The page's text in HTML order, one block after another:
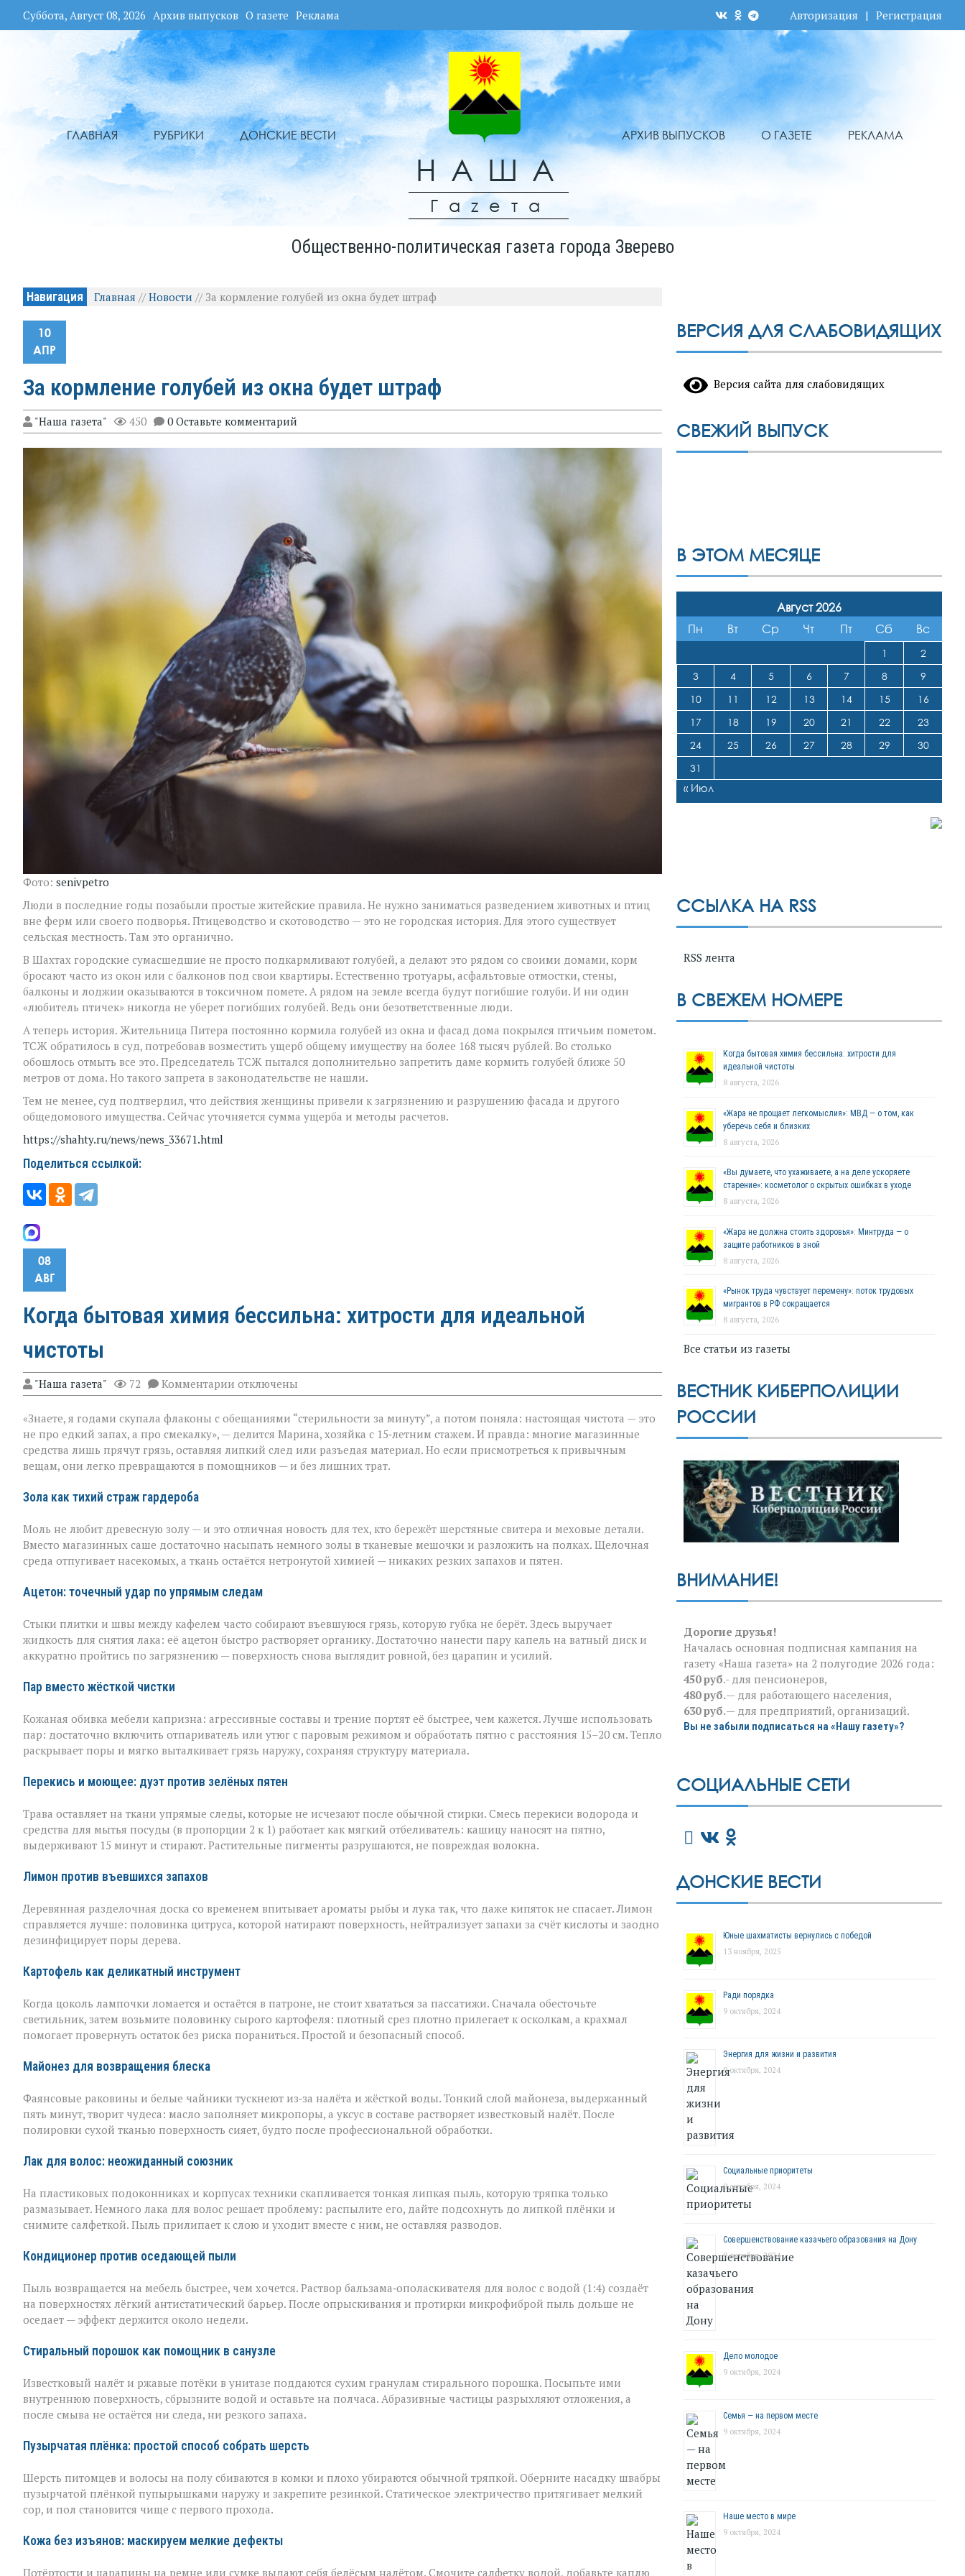
Суббота, Август 08, 2026 Архив выпусков О газете Реклама Авторизация | Регистрация
ГЛАВНАЯ РУБРИКИ ДОНСКИЕ ВЕСТИ
НАША
Гаzета
АРХИВ ВЫПУСКОВ О ГАЗЕТЕ РЕКЛАМА
Общественно-политическая газета города Зверево
Навигация Главная //Новости // За кормление голубей из окна будет штраф
10
АПР
За кормление голубей из окна будет штраф
"Наша газета" 450 0 Оставьте комментарий
Фото: senivpetro
Люди в последние годы позабыли простые житейские правила. Не нужно заниматься разведением животных и птиц
вне ферм или своего подворья. Птицеводство и скотоводство — это не городская история. Для этого существует
сельская местность. Там это органично.
В Шахтах городские сумасшедшие не просто подкармливают голубей, а делают это рядом со своими домами, корм
бросают часто из окон или с балконов под свои квартиры. Естественно тротуары, асфальтовые отмостки, стены,
балконы и лоджии оказываются в токсичном помете. А рядом на земле всегда будут погибшие голуби. И ни один
«любитель птичек» никогда не уберет погибших голубей. Ведь они безответственные люди.
А теперь история. Жительница Питера постоянно кормила голубей из окна и фасад дома покрылся птичьим пометом.
ТСЖ обратилось в суд, потребовав возместить ущерб общему имуществу на более 168 тысяч рублей. Во столько
обошлось отмыть все это. Председатель ТСЖ пытался дополнительно запретить даме кормить голубей ближе 50
метров от дома. Но такого запрета в законодательстве не нашли.
Тем не менее, суд подтвердил, что действия женщины привели к загрязнению и разрушению фасада и другого
общедомового имущества. Сейчас уточняется сумма ущерба и методы расчетов.
https://shahty.ru/news/news_33671.html
Поделиться ссылкой:
08
АВГ
Когда бытовая химия бессильна: хитрости для идеальной
чистоты
"Наша газета" 72 Комментарии к
записи
бытовая
химия
бессильна:
хитрости
для
отключены
«Знаете, я годами скупала флаконы с обещаниями “стерильности за минуту”, а потом поняла: настоящая чистота — это
не про едкий запах, а про смекалку», — делится Марина, хозяйка с 15‑летним стажем. И правда: многие магазинные
средства лишь прячут грязь, оставляя липкий след или разъедая материал. Но если присмотреться к привычным
вещам, они легко превращаются в помощников — и без лишних трат.
Зола как тихий страж гардероба
Моль не любит древесную золу — и это отличная новость для тех, кто бережёт шерстяные свитера и меховые детали.
Вместо магазинных саше достаточно насыпать немного золы в тканевые мешочки и разложить на полках. Щелочная
среда отпугивает насекомых, а ткань остаётся нетронутой химией — никаких резких запахов и пятен.
Ацетон: точечный удар по упрямым следам
Стыки плитки и швы между кафелем часто собирают въевшуюся грязь, которую губка не берёт. Здесь выручает
жидкость для снятия лака: её ацетон быстро растворяет органику. Достаточно нанести пару капель на ватный диск и
аккуратно пройтись по загрязнению — поверхность снова выглядит ровной, без царапин и усилий.
Пар вместо жёсткой чистки
Кожаная обивка мебели капризна: агрессивные составы и трение портят её быстрее, чем кажется. Лучше использовать
пар: достаточно включить отпариватель или утюг с паровым режимом и обработать пятно с расстояния 15–20 см. Тепло
раскрывает поры и мягко выталкивает грязь наружу, сохраняя структуру материала.
Перекись и моющее: дуэт против зелёных пятен
Трава оставляет на ткани упрямые следы, которые не исчезают после обычной стирки. Смесь перекиси водорода и
средства для мытья посуды (в пропорции 2 к 1) работает как мягкий отбеливатель: кашицу наносят на пятно,
выдерживают 15 минут и стирают. Растительные пигменты разрушаются, не повреждая волокна.
Лимон против въевшихся запахов
Деревянная разделочная доска со временем впитывает ароматы рыбы и лука так, что даже кипяток не спасает. Лимон
справляется лучше: половинка цитруса, которой натирают поверхность, нейтрализует запахи за счёт кислоты и заодно
дезинфицирует поры дерева.
Картофель как деликатный инструмент
Когда цоколь лампочки ломается и остаётся в патроне, не стоит хвататься за пассатижи. Сначала обесточьте
светильник, затем возьмите половинку сырого картофеля: плотный срез плотно прилегает к осколкам, а крахмал
помогает провернуть остаток без риска пораниться. Простой и безопасный способ.
Майонез для возвращения блеска
Фаянсовые раковины и белые чайники тускнеют из‑за налёта и жёсткой воды. Тонкий слой майонеза, выдержанный
пять минут, творит чудеса: масло заполняет микропоры, а уксус в составе растворяет известковый налёт. После
полировки сухой тканью поверхность сияет, будто после профессиональной обработки.
Лак для волос: неожиданный союзник
На пластиковых подоконниках и корпусах техники скапливается тонкая липкая пыль, которую тряпка только
размазывает. Немного лака для волос решает проблему: распылите его, дайте подсохнуть до липкой плёнки и
снимите салфеткой. Пыль прилипает к слою и уходит вместе с ним, не оставляя разводов.
Кондиционер против оседающей пыли
Пыль возвращается на мебель быстрее, чем хочется. Раствор бальзама‑ополаскивателя для волос с водой (1:4) создаёт
на поверхностях лёгкий антистатический барьер. После опрыскивания и протирки микрофиброй пыль дольше не
оседает — эффект держится около недели.
Стиральный порошок как помощник в санузле
Известковый налёт и ржавые потёки в унитазе поддаются сухим гранулам стирального порошка. Посыпьте ими
внутреннюю поверхность, сбрызните водой и оставьте на полчаса. Абразивные частицы разрыхляют отложения, а
после смыва не остаётся ни следа, ни резкого запаха.
Пузырчатая плёнка: простой способ собрать шерсть
Шерсть питомцев и волосы на полу сбиваются в комки и плохо убираются обычной тряпкой. Оберните насадку швабры
пузырчатой плёнкой пупырышками наружу и закрепите резинкой. Статическое электричество притягивает мелкий
сор, и пол становится чище с первого прохода.
Кожа без изъянов: маскируем мелкие дефекты
Потёртости и царапины на ремне или сумке выдают себя белёсым налётом. Смочите салфетку водой, добавьте каплю
ВЕРСИЯ ДЛЯ СЛАБОВИДЯЩИХ
Версия сайта для слабовидящих
СВЕЖИЙ ВЫПУСК
В ЭТОМ МЕСЯЦЕ
Август 2026
Пн
Вт Ср Чт Пт Сб Вс
1
2
3
4 5 6 7 8
9
10
11 12 13 14 15
16
17
18 19 20 21 22
23
24
25 26 27 28 29
30
31
« Июл
ССЫЛКА НА RSS
RSS лента
В СВЕЖЕМ НОМЕРЕ
Когда бытовая химия бессильна: хитрости для
идеальной чистоты
8 августа, 2026
«Жара не прощает легкомыслия»: МВД — о том, как
уберечь себя и близких
8 августа, 2026
«Вы думаете, что ухаживаете, а на деле ускоряете
старение»: косметолог о скрытых ошибках в уходе
8 августа, 2026
«Жара не должна стоить здоровья»: Минтруда — о
защите работников в зной
8 августа, 2026
«Рынок труда чувствует перемену»: поток трудовых
мигрантов в РФ сокращается
8 августа, 2026
Все статьи из газеты
ВЕСТНИК КИБЕРПОЛИЦИИ
РОССИИ
ВНИМАНИЕ!
Дорогие друзья!
Началась основная подписная кампания на
газету «Наша газета» на 2 полугодие 2026 года:
450 руб.- для пенсионеров,
480 руб.— для работающего населения,
630 руб.— для предприятий, организаций.
Вы не забыли подписаться на «Нашу газету»?
СОЦИАЛЬНЫЕ СЕТИ
ДОНСКИЕ ВЕСТИ
Юные шахматисты вернулись с победой
13 ноября, 2025
Ради порядка
9 октября, 2024
Энергия для жизни и развития
9 октября, 2024
Социальные приоритеты
9 октября, 2024
Совершенствование казачьего образования на Дону
9 октября, 2024
Дело молодое
9 октября, 2024
Семья — на первом месте
9 октября, 2024
Наше место в мире
9 октября, 2024